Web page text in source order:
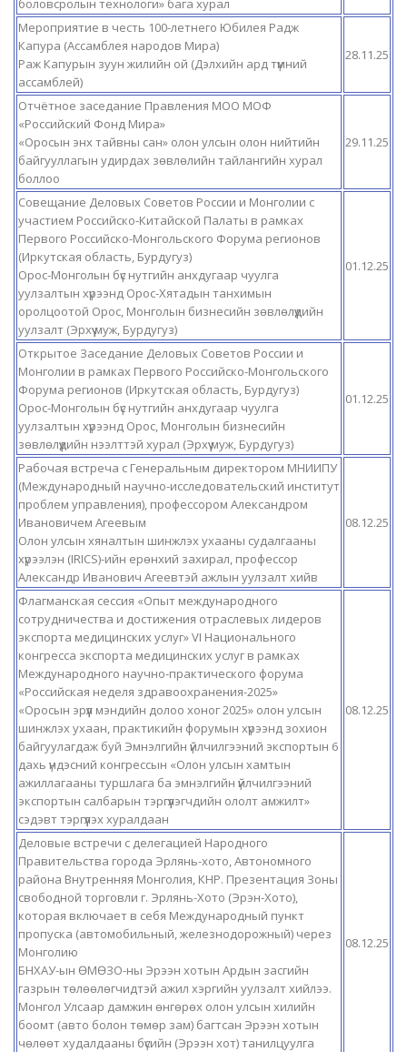
боловсролын технологи» бага хурал
Мероприятие в честь 100-летнего Юбилея Радж
Капура (Ассамблея народов Мира)
Раж Капурын зуун жилийн ой (Дэлхийн ард түмний
ассамблей)
28.11.25
Отчётное заседание Правления МОО МОФ
«Российский Фонд Мира»
«Оросын энх тайвны сан» олон улсын олон нийтийн
байгууллагын удирдах зөвлөлийн тайлангийн хурал
боллоо
29.11.25
Совещание Деловых Советов России и Монголии с
участием Российско-Китайской Палаты в рамках
Первого Российско-Монгольского Форума регионов
(Иркутская область, Бурдугуз)
Орос-Монголын бүс нутгийн анхдугаар чуулга
уулзалтын хүрээнд Орос-Хятадын танхимын
оролцоотой Орос, Монголын бизнесийн зөвлөлүүдийн
уулзалт (Эрхүү муж, Бурдугуз)
01.12.25
Открытое Заседание Деловых Советов России и
Монголии в рамках Первого Российско-Монгольского
Форума регионов (Иркутская область, Бурдугуз)
Орос-Монголын бүс нутгийн анхдугаар чуулга
уулзалтын хүрээнд Орос, Монголын бизнесийн
зөвлөлүүдийн нээлттэй хурал (Эрхүү муж, Бурдугуз)
01.12.25
Рабочая встреча с Генеральным директором МНИИПУ
(Международный научно-исследовательский институт
проблем управления), профессором Александром
Ивановичем Агеевым
Олон улсын хяналтын шинжлэх ухааны судалгааны
хүрээлэн (IRICS)-ийн ерөнхий захирал, профессор
Александр Иванович Агеевтэй ажлын уулзалт хийв
08.12.25
Флагманская сессия «Опыт международного
сотрудничества и достижения отраслевых лидеров
экспорта медицинских услуг» VI Национального
конгресса экспорта медицинских услуг в рамках
Международного научно-практического форума
«Российская неделя здравоохранения-2025»
«Оросын эрүүл мэндийн долоо хоног 2025» олон улсын
шинжлэх ухаан, практикийн форумын хүрээнд зохион
байгуулагдаж буй Эмнэлгийн үйлчилгээний экспортын 6
дахь үндэсний конгрессын «Олон улсын хамтын
ажиллагааны туршлага ба эмнэлгийн үйлчилгээний
экспортын салбарын тэргүүлэгчдийн ололт амжилт»
сэдэвт тэргүүлэх хуралдаан
08.12.25
Деловые встречи с делегацией Народного
Правительства города Эрлянь-хото, Автономного
района Внутренняя Монголия, КНР. Презентация Зоны
свободной торговли г. Эрлянь-Хото (Эрэн-Хото),
которая включает в себя Международный пункт
пропуска (автомобильный, железнодорожный) через
Монголию
БНХАУ-ын ӨМӨЗО-ны Эрээн хотын Ардын засгийн
газрын төлөөлөгчидтэй ажил хэргийн уулзалт хийлээ.
Монгол Улсаар дамжин өнгөрөх олон улсын хилийн
боомт (авто болон төмөр зам) багтсан Эрээн хотын
чөлөөт худалдааны бүсийн (Эрээн хот) танилцуулга
08.12.25